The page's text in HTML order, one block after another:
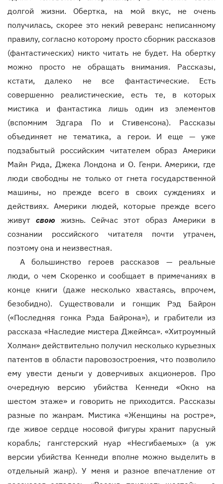
долгой жизни. Обертка, на мой вкус, не очень
получилась, скорее это некий реверанс неписанному
правилу, согласно которому просто сборник рассказов
(фантастических) никто читать не будет. На обертку
можно просто не обращать внимания. Рассказы,
кстати, далеко не все фантастические. Есть
совершенно реалистические, есть те, в которых
мистика и фантастика лишь один из элементов
(вспомним Эдгара По и Стивенсона). Рассказы
объединяет не тематика, а герои. И еще — уже
подзабытый российским читателем образ Америки
Майн Рида, Джека Лондона и О. Генри. Америки, где
люди свободны не только от гнета государственной
машины, но прежде всего в своих суждениях и
действиях. Америки людей, которые прежде всего
живут свою жизнь. Сейчас этот образ Америки в
сознании российского читателя почти утрачен,
поэтому она и неизвестная.
А большинство героев рассказов — реальные
люди, о чем Скоренко и сообщает в примечаниях в
конце книги (даже несколько хвастаясь, впрочем,
безобидно). Существовали и гонщик Рэд Байрон
(«Последняя гонка Рэда Байрона»), и грабители из
рассказа «Наследие мистера Джеймса». «Хитроумный
Холман» действительно получил несколько курьезных
патентов в области паровозостроения, что позволило
ему увести деньги у доверчивых акционеров. Про
очередную версию убийства Кеннеди «Окно на
шестом этаже» и говорить не приходится. Рассказы
разные по жанрам. Мистика «Женщины на ростре»,
где живое сердце носовой фигуры хранит парусный
корабль; гангстерский нуар «Несгибаемых» (а уж
версии убийства Кеннеди вполне можно выделить в
отдельный жанр). У меня и разное впечатление от